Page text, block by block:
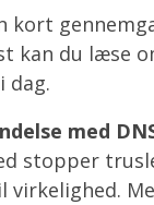
kort
kan du læse
dag.
med
stopper